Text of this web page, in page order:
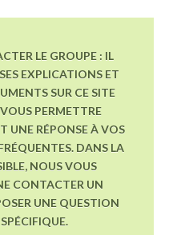
LE GROUPE : IL
EXPLICATIONS ET
SUR CE SITE
PERMETTRE
UNE RÉPONSE À VOS
DANS LA
NOUS VOUS
CONTACTER UN
UNE QUESTION